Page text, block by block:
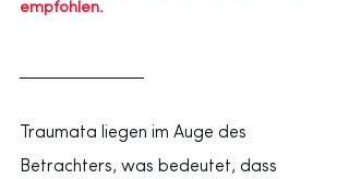
empfohlen.
Traumata liegen im Auge des
Betrachters, was bedeutet, dass